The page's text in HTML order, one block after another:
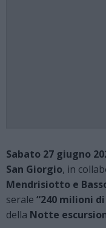
Sabato 27 giugno
San Giorgio, in
Mendrisiotto e
serale “240 milioni
della Notte